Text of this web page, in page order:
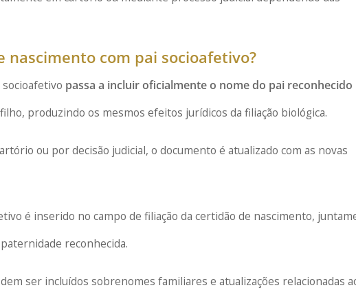
nascimento com pai socioafetivo?
passa a incluir oficialmente o nome do pai reconhecido
produzindo os mesmos efeitos jurídicos da filiação biológica.
ou por decisão judicial, o documento é atualizado com as novas
é inserido no campo de filiação da certidão de nascimento,
reconhecida.
ser incluídos sobrenomes familiares e atualizações relacionadas